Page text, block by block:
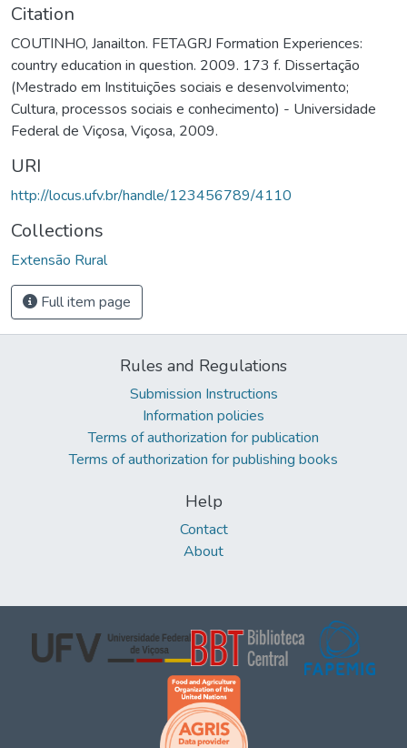
Citation
COUTINHO, Janailton. FETAGRJ Formation Experiences:
country education in question. 2009. 173 f. Dissertação
(Mestrado em Instituições sociais e desenvolvimento;
Cultura, processos sociais e conhecimento) - Universidade
Federal de Viçosa, Viçosa, 2009.
URI
http://locus.ufv.br/handle/123456789/4110
Collections
Extensão Rural
Full item page
Rules and Regulations
Submission Instructions
Information policies
Terms of authorization for publication
Terms of authorization for publishing books
Help
Contact
About